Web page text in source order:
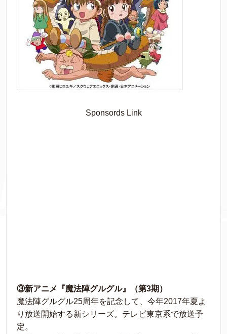
Sponsords Link
③新アニメ『魔法陣グルグル』（第3期）
魔法陣グルグル25周年を記念して、今年2017年夏よ
り放送開始する新シリーズ。テレビ東京系で放送予
定。